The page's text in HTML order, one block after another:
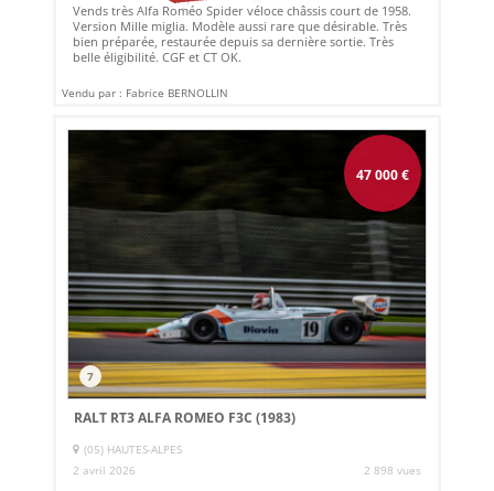
Vends très Alfa Roméo Spider véloce châssis court de 1958.
Version Mille miglia. Modèle aussi rare que désirable. Très
bien préparée, restaurée depuis sa dernière sortie. Très
belle éligibilité. CGF et CT OK.
Vendu par : Fabrice BERNOLLIN
47 000€
7
RALT RT3 ALFA ROMEO F3C (1983)
(05) HAUTES-ALPES
2 avril 2026
2 898 vues